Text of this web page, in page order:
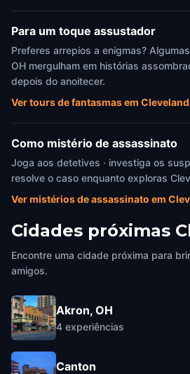
Para um toque assustador
Preferes arrepios a enigmas?
OH mergulham em histórias
depois do anoitecer.
Ver tours de fantasmas em
Como mistério de assassinato
Joga aos detetives · investiga os
resolve o caso enquanto exploras
Ver mistérios de assassinato em
Cidades próximas
Encontre uma cidade próxima para
amigos.
Akron, OH
4 experiências
Canton